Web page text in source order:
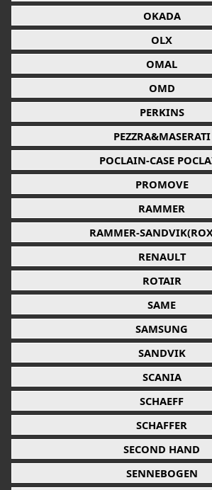
OKADA
OLX
OMAL
OMD
PERKINS
PEZZRA&MASERATI
POCLAIN-CASE
PROMOVE
RAMMER
RAMMER-
RENAULT
ROTAIR
SAME
SAMSUNG
SANDVIK
SCANIA
SCHAEFF
SCHAFFER
SECOND HAND
SENNEBOGEN